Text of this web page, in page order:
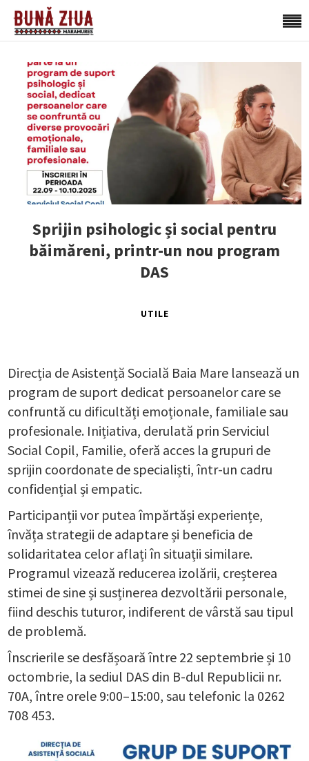
Sprijin psihologic și social pentru
băimăreni, printr-un nou program
DAS
UTILE
Direcția de Asistență Socială Baia Mare lansează un
program de suport dedicat persoanelor care se
confruntă cu dificultăți emoționale, familiale sau
profesionale. Inițiativa, derulată prin Serviciul
Social Copil, Familie, oferă acces la grupuri de
sprijin coordonate de specialiști, într-un cadru
confidențial și empatic.
Participanții vor putea împărtăși experiențe,
învăța strategii de adaptare și beneficia de
solidaritatea celor aflați în situații similare.
Programul vizează reducerea izolării, creșterea
stimei de sine și susținerea dezvoltării personale,
fiind deschis tuturor, indiferent de vârstă sau tipul
de problemă.
Înscrierile se desfășoară între 22 septembrie și 10
octombrie, la sediul DAS din B-dul Republicii nr.
70A, între orele 9:00–15:00, sau telefonic la 0262
708 453.